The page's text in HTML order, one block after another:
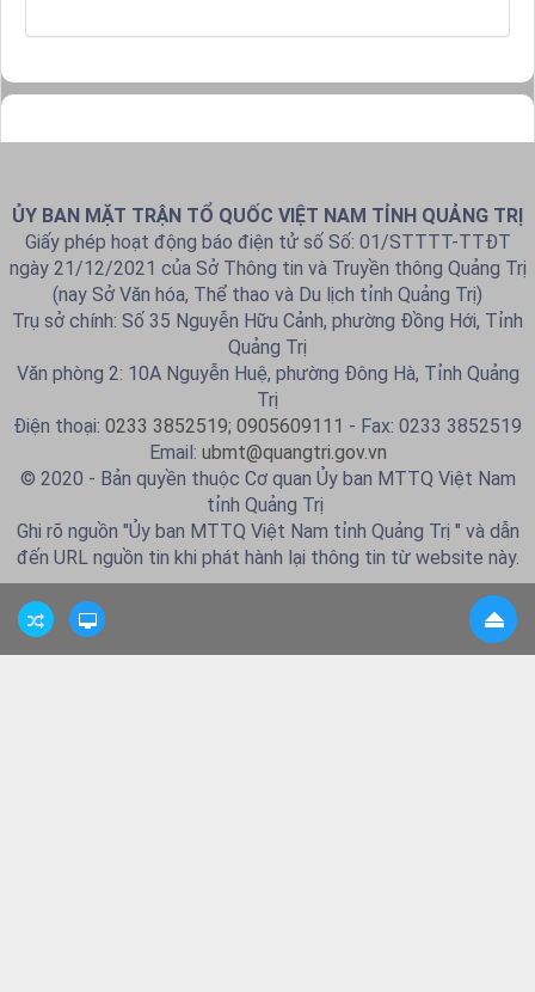
ỦY BAN MẶT TRẬN TỔ QUỐC VIỆT NAM TỈNH QUẢNG TRỊ
Giấy phép hoạt động báo điện tử số Số: 01/STTTT-TTĐT
ngày 21/12/2021 của Sở Thông tin và Truyền thông Quảng Trị
(nay Sở Văn hóa, Thể thao và Du lịch tỉnh Quảng Trị)
Trụ sở chính: Số 35 Nguyễn Hữu Cảnh, phường Đồng Hới, Tỉnh
Quảng Trị
Văn phòng 2: 10A Nguyễn Huệ, phường Đông Hà, Tỉnh Quảng
Trị
Điện thoại: 0233 3852519; 0905609111 - Fax: 0233 3852519
Email: ubmt@quangtri.gov.vn
© 2020 - Bản quyền thuộc Cơ quan Ủy ban MTTQ Việt Nam
tỉnh Quảng Trị
Ghi rõ nguồn "Ủy ban MTTQ Việt Nam tỉnh Quảng Trị " và dẫn
đến URL nguồn tin khi phát hành lại thông tin từ website này.